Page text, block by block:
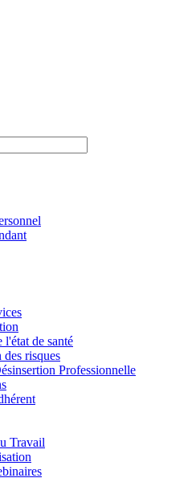
de santé
risques
Professionnelle
Travail